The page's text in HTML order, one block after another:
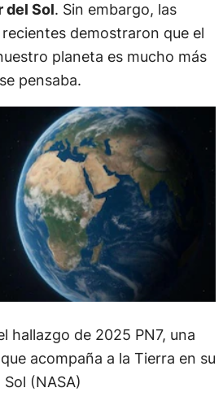
del Sol. Sin embargo, las
demostraron que el
planeta es mucho más
pensaba.
hallazgo de 2025 PN7, una
acompaña a la Tierra en su
(NASA)